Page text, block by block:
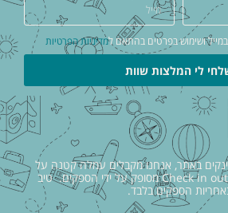
ושימוש בפרטים בהתאם למדיניות הפרטיות
לי המלצות שוות
באתר, אנחנו מקבלים עמלה קטנה על
ההזמנה. התוכן בפורטל Check in out מסופק על ידי הספקים. טיב
הספקים בלבד.